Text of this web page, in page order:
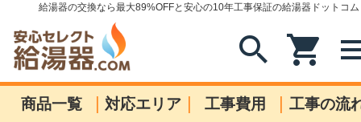
給湯器の交換なら最大89%OFFと安心の10年工事保証の給湯器ドットコム
search shopping_cart
商品一覧 | 対応エリア | 工事費用 | 工事の流